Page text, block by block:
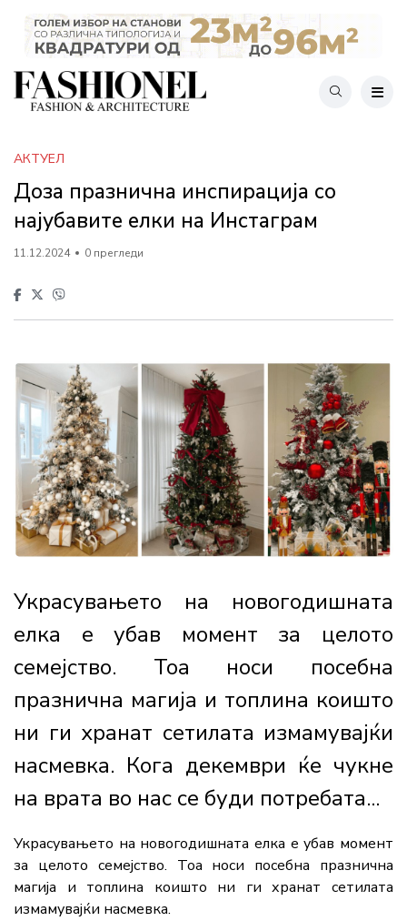
АКТУЕЛ
Доза празнична инспирација со
најубавите елки на Инстаграм
11.12.2024 0 прегледи
Украсувањето на новогодишната
елка е убав момент за целото
семејство. Тоа носи посебна
празнична магија и топлина коишто
ни ги хранат сетилата измамувајќи
насмевка. Кога декември ќе чукне
на врата во нас се буди потребата...
Украсувањето на новогодишната елка е убав момент
за целото семејство. Тоа носи посебна празнична
магија и топлина коишто ни ги хранат сетилата
измамувајќи насмевка.